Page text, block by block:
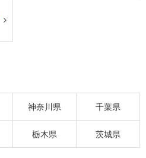
神奈川県 千葉県
栃木県 茨城県